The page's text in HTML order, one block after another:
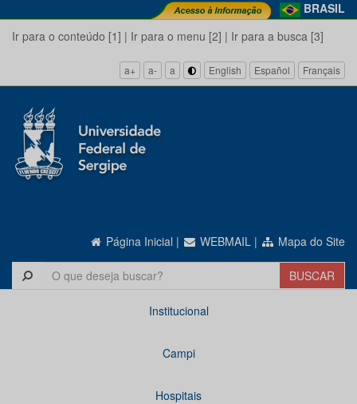
BRASIL
Ir para o conteúdo [1] | Ir para o menu [2] | Ir para a busca [3]
a+ a- a English Español Français
Página Inicial | WEBMAIL | Mapa do Site
Institucional
Campi
Hospitais